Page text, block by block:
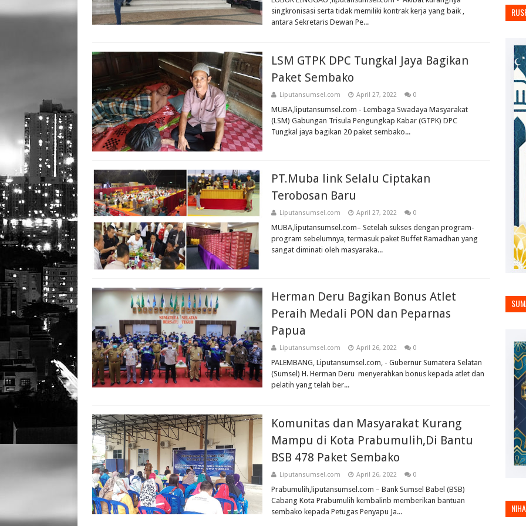
singkronisasi serta tidak memiliki kontrak kerja yang baik ,
antara Sekretaris Dewan Pe...
LSM GTPK DPC Tungkal Jaya Bagikan
Paket Sembako
Liputansumsel.com April 27, 2022 0
MUBA,liputansumsel.com - Lembaga Swadaya Masyarakat
(LSM) Gabungan Trisula Pengungkap Kabar (GTPK) DPC
Tungkal jaya bagikan 20 paket sembako...
PT.Muba link Selalu Ciptakan
Terobosan Baru
Liputansumsel.com April 27, 2022 0
MUBA,liputansumsel.com– Setelah sukses dengan program-
program sebelumnya, termasuk paket Buffet Ramadhan yang
sangat diminati oleh masyaraka...
Herman Deru Bagikan Bonus Atlet
Peraih Medali PON dan Peparnas
Papua
Liputansumsel.com April 26, 2022 0
PALEMBANG, Liputansumsel.com, - Gubernur Sumatera Selatan
(Sumsel) H. Herman Deru menyerahkan bonus kepada atlet dan
pelatih yang telah ber...
Komunitas dan Masyarakat Kurang
Mampu di Kota Prabumulih,Di Bantu
BSB 478 Paket Sembako
Liputansumsel.com April 26, 2022 0
Prabumulih,liputansumsel.com – Bank Sumsel Babel (BSB)
Cabang Kota Prabumulih kembalinb memberikan bantuan
sembako kepada Petugas Penyapu Ja...